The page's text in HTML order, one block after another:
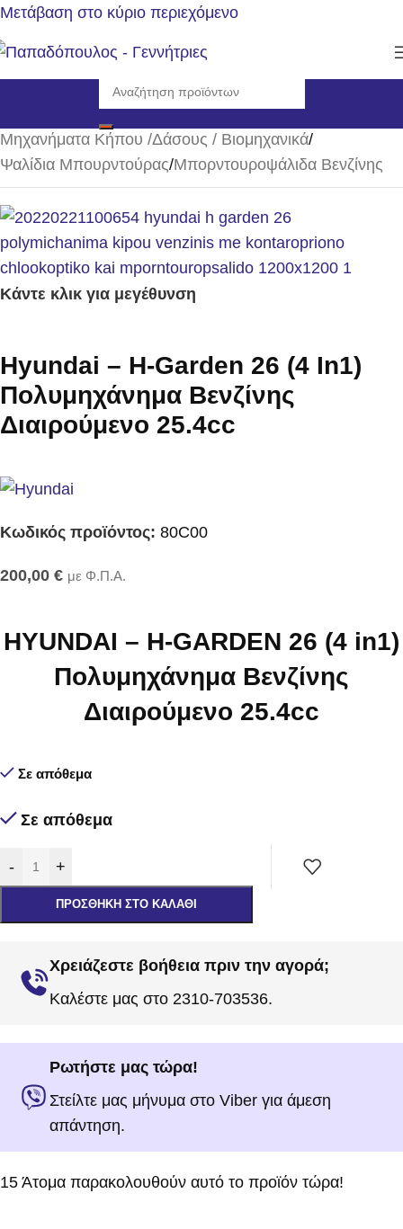
Μετάβαση στο κύριο περιεχόμενο
Αρχική σελίδα/
Μηχανήματα Κήπου /Δάσους / Βιομηχανικά/
Ψαλίδια Μπουρντούρας/Μπορντουροψάλιδα Βενζίνης
Κάντε κλικ για μεγέθυνση
Hyundai – H-Garden 26 (4 In1)
Πολυμηχάνημα Βενζίνης
Διαιρούμενο 25.4cc
Κωδικός προϊόντος: 80C00
200,00 € με Φ.Π.Α.
HYUNDAI – H-GARDEN 26 (4 in1)
Πολυμηχάνημα Βενζίνης
Διαιρούμενο 25.4cc
Σε απόθεμα
Σε απόθεμα
- +
ΠΡΟΣΘΉΚΗ ΣΤΟ ΚΑΛΆΘΙ
Χρειάζεστε βοήθεια πριν την αγορά;
Καλέστε μας στο 2310-703536.
Ρωτήστε μας τώρα!
Στείλτε μας μήνυμα στο Viber για άμεση
απάντηση.
15 Άτομα παρακολουθούν αυτό το προϊόν τώρα!